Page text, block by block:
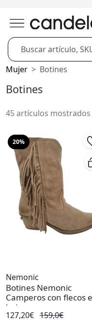
Mujer Botines
Botines
45 artículos mostrados
20%
Nemonic
Botines Nemonic
Camperos con flecos
beige
127,20€ 159,0€